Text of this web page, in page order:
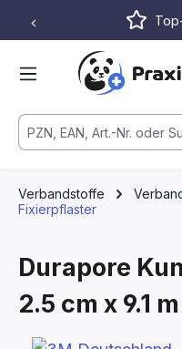
Zum Hauptinhalt
Verbandstoffe
Fixierpflaster
Durapore
2.5 cm x 9.1